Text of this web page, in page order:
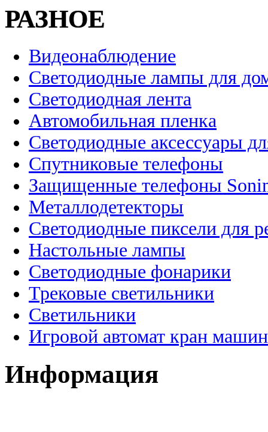
РАЗНОЕ
Видеонаблюдение
Светодиодные лампы для
Светодиодная лента
Автомобильная пленка
Светодиодные аксессуары
Спутниковые телефоны
Защищенные телефоны
Металлодетекторы
Светодиодные пиксели для
Настольные лампы
Светодиодные фонарики
Трековые светильники
Светильники
Игровой автомат кран
Информация